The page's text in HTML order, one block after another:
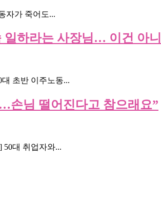
자가 죽어도...
일하라는 사장님… 이건 아
초반 이주노동...
손님 떨어진다고 참으래요”
대 취업자와...